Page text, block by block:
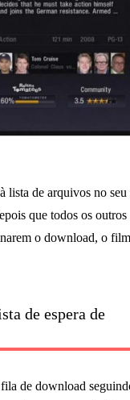
lista de arquivos no seu
que todos os outros
o download, o
de espera de
de download